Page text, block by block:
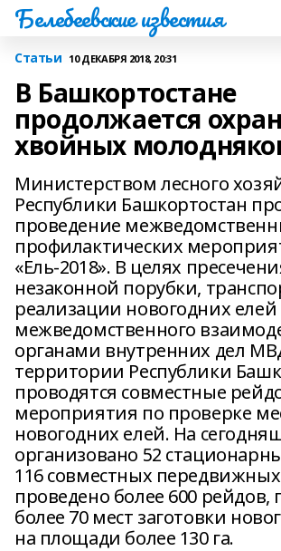
Белебеевские известия
Статьи 10 ДЕКАБРЯ 2018, 20:31
В Башкортостане
продолжается
хвойных
Министерством лесного
Республики Башкортостан
проведение
профилактических
«Ель-2018». В целях
незаконной порубки,
реализации новогодних
межведомственного
органами внутренних дел
территории Республики
проводятся совместные
мероприятия по проверке
новогодних елей. На
организовано 52
116 совместных
проведено более 600 рейдов,
более 70 мест заготовки
на площади более 130 га.